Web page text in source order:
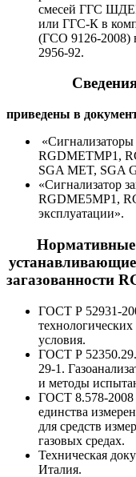
смесей ГГС
или ГГС-К в
(ГСО 9126-2008)
2956-92.
приведены в
«Сигнализаторы
RGDMETMP1,
SGA MET, SGA
«Сигнализатор
RGDME5MP1,
эксплуатации».
Нормативные
загазованности
ГОСТ Р 52931-
условия.
ГОСТ Р
29-1.
и методы
ГОСТ 8.578-2008
единства
для средств
газовых средах.
Техническая
Италия.